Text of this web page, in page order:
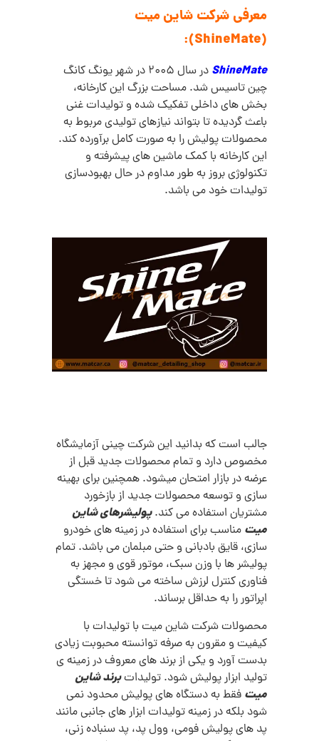
معرفی شرکت شاین میت
(ShineMate):
ShineMate
در سال 2005 در شهر یونگ کانگ
چین تاسیس شد. مساحت بزرگ این کارخانه،
بخش های داخلی تفکیک شده و تولیدات غنی
باعث گردیده تا بتواند نیازهای تولیدی مربوط به
محصولات پولیش را به صورت کامل برآورده کند.
این کارخانه با کمک ماشین های پیشرفته و
تکنولوژی بروز به طور مداوم در حال بهبودسازی
تولیدات خود می باشد.
جالب است که بدانید این شرکت چینی آزمایشگاه
مخصوص دارد و تمام محصولات جدید قبل از
عرضه در بازار امتحان میشود. همچنین برای بهینه
سازی و توسعه محصولات جدید از بازخورد
مشتریان استفاده می کند.پولیشرهای شاین
میت مناسب برای استفاده در زمینه های خودرو
سازی، قایق بادبانی و حتی مبلمان می باشد. تمام
پولیشر ها با وزن سبک، موتور قوی و مجهز به
فناوری کنترل لرزش ساخته می شود تا خستگی
اپراتور را به حداقل برساند.
محصولات شرکت شاین میت با تولیدات با
کیفیت و مقرون به صرفه توانسته محبوبت زیادی
بدست آورد و یکی از برند های معروف در زمینه ی
تولید ابزار پولیش شود. تولیداتبرند شاین
میت فقط به دستگاه های پولیش محدود نمی
شود بلکه در زمینه تولیدات ابزار های جانبی مانند
پد های پولیش فومی، وول پد، پد سنباده زنی،